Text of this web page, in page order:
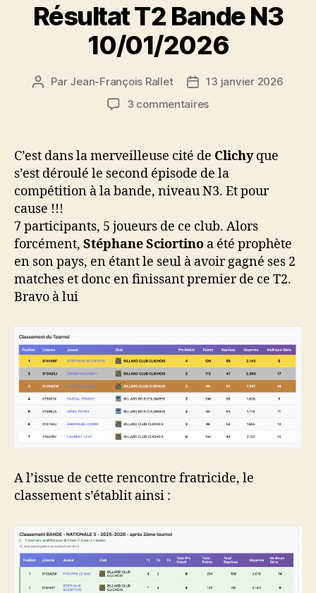
Résultat T2 Bande N3
10/01/2026
Auteur
Par Jean-François Rallet
Date
de
13 janvier 2026
3 commentairessur
Bande
N3
10/01/2026
C’est dans la merveilleuse cité de Clichyque
s’est déroulé le second épisode de la
compétition à la bande, niveau N3. Et pour
cause !!!
7 participants, 5 joueurs de ce club. Alors
forcément, Stéphane Sciortino a été prophète
en son pays, en étant le seul à avoir gagné ses 2
matches et donc en finissant premier de ce T2.
Bravo à lui
A l’issue de cette rencontre fratricide, le
classement s’établit ainsi :